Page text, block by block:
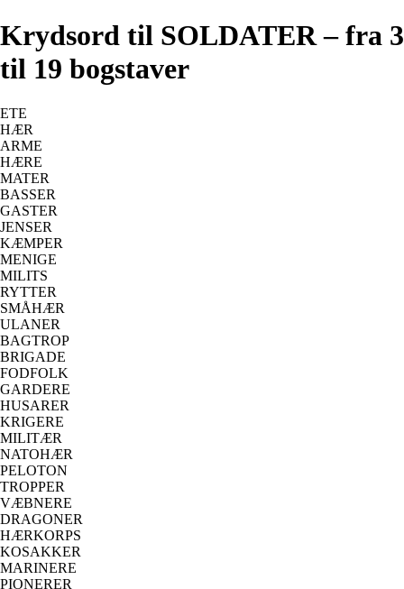
Krydsord til SOLDATER – fra 3
til 19 bogstaver
ETE
HÆR
ARME
HÆRE
MATER
BASSER
GASTER
JENSER
KÆMPER
MENIGE
MILITS
RYTTER
SMÅHÆR
ULANER
BAGTROP
BRIGADE
FODFOLK
GARDERE
HUSARER
KRIGERE
MILITÆR
NATOHÆR
PELOTON
TROPPER
VÆBNERE
DRAGONER
HÆRKORPS
KOSAKKER
MARINERE
PIONERER